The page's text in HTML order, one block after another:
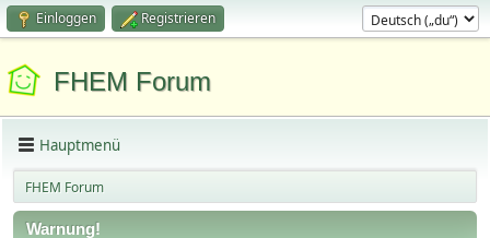
Einloggen Registrieren
FHEM Forum
Hauptmenü
FHEM Forum
Warnung!